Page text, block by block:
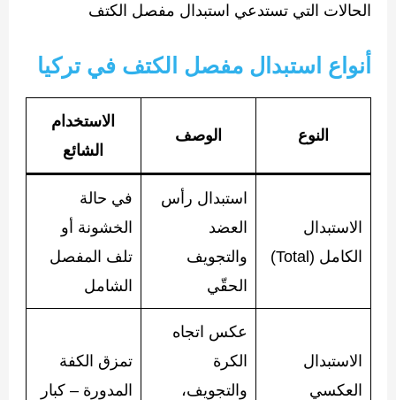
الحالات التي تستدعي استبدال مفصل الكتف
أنواع استبدال مفصل الكتف في تركيا
النوع الوصف
الاستخدام
الشائع
الاستبدال
الكامل (Total)
استبدال رأس
العضد
والتجويف
الحقّي
في حالة
الخشونة أو
تلف المفصل
الشامل
الاستبدال
العكسي
عكس اتجاه
الكرة
والتجويف،
تمزق الكفة
المدورة – كبار